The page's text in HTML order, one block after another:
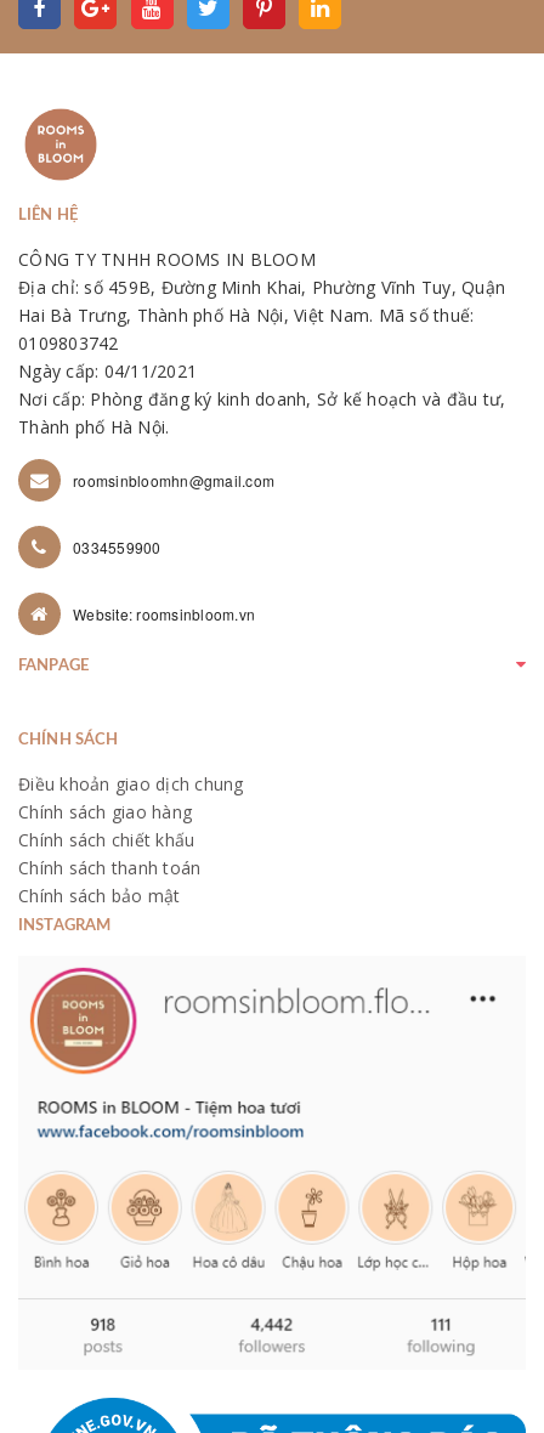
LIÊN HỆ
CÔNG TY TNHH ROOMS IN BLOOM
Địa chỉ: số 459B, Đường Minh Khai, Phường Vĩnh Tuy, Quận
Hai Bà Trưng, Thành phố Hà Nội, Việt Nam. Mã số thuế:
0109803742
Ngày cấp: 04/11/2021
Nơi cấp: Phòng đăng ký kinh doanh, Sở kế hoạch và đầu tư,
Thành phố Hà Nội.
roomsinbloomhn@gmail.com
0334559900
Website: roomsinbloom.vn
FANPAGE
CHÍNH SÁCH
Điều khoản giao dịch chung
Chính sách giao hàng
Chính sách chiết khấu
Chính sách thanh toán
Chính sách bảo mật
INSTAGRAM